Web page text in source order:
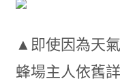
▲即使因為天
蜂場主人依舊